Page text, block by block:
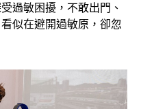
過敏困擾，不敢出門、
似在避開過敏原，卻忽